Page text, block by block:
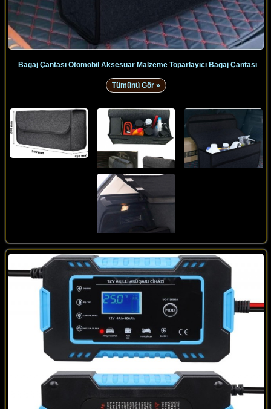
Bagaj Çantası Otomobil Aksesuar Malzeme Toparlayıcı Bagaj Çantası
Tümünü Gör »